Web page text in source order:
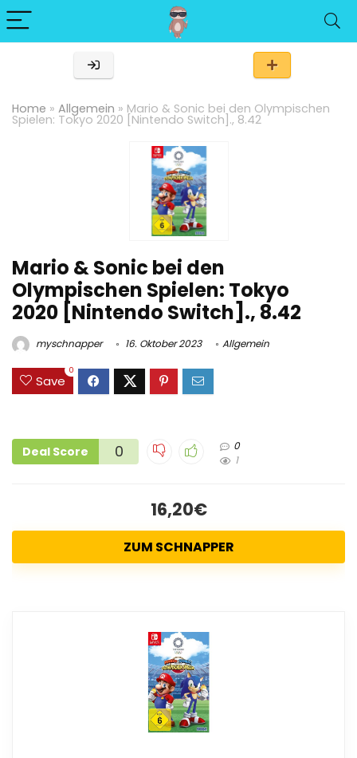
Home » Allgemein » Mario & Sonic bei den Olympischen
Spielen: Tokyo 2020 [Nintendo Switch]., 8.42
Mario & Sonic bei den
Olympischen Spielen: Tokyo
2020 [Nintendo Switch]., 8.42
myschnapper 16. Oktober 2023 Allgemein
Save
0
Deal Score 0
0
1
16,20€
ZUM SCHNAPPER